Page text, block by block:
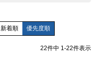
新着順 優先度順
22件中 1-22件表示